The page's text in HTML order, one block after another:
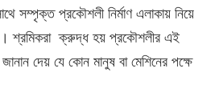
সম্পৃক্ত প্রকৌশলী নির্মাণ এলাকায় নিয়ে
শ্রমিকরা ক্রুদ্ধ হয় প্রকৌশলীর এই
দেয় যে কোন মানুষ বা মেশিনের পক্ষে